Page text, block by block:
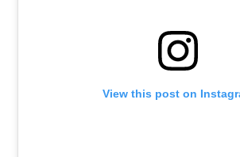
View this post on